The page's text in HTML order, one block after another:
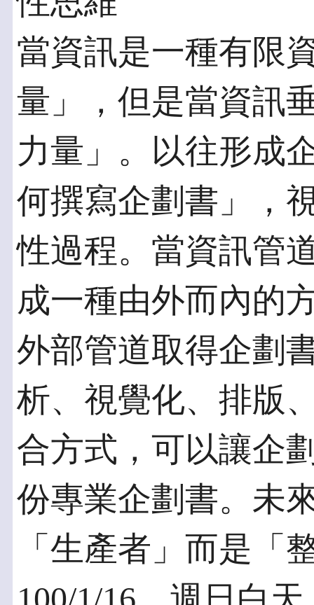
當資訊是一種有限
量」，但是當資訊
力量」。以往形成
何撰寫企劃書」，
性過程。當資訊管
成一種由外而內的
外部管道取得企劃
析、視覺化、排版
合方式，可以讓企
份專業企劃書。未
「生產者」而是「